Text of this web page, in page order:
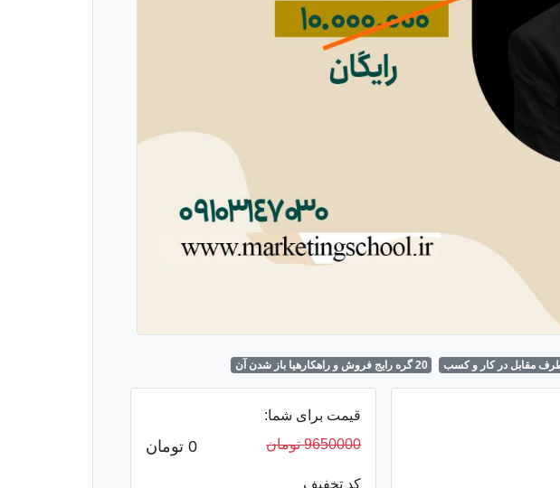
20 گره رایج فروش و راهکارهیا باز شدن آن
قیمت برای شما:
9650000 تومان
0 تومان
کد تخفیف